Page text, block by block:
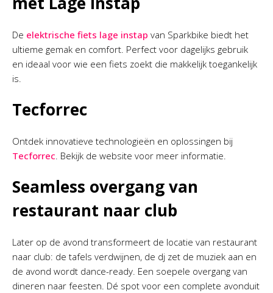
De elektrische fiets lage instap van Sparkbike biedt het
ultieme gemak en comfort. Perfect voor dagelijks gebruik
en ideaal voor wie een fiets zoekt die makkelijk toegankelijk
is.
Tecforrec
Ontdek innovatieve technologieën en oplossingen bij
Tecforrec. Bekijk de website voor meer informatie.
Seamless overgang van
restaurant naar club
Later op de avond transformeert de locatie van restaurant
naar club: de tafels verdwijnen, de dj zet de muziek aan en
de avond wordt dance-ready. Een soepele overgang van
dineren naar feesten. Dé spot voor een complete avonduit